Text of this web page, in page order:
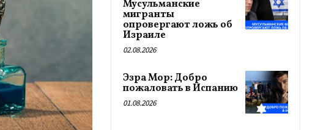
Мусульманские
мигранты
опровергают ложь об
Израиле
02.08.2026
Эзра Мор: Добро
пожаловать в Испанию
01.08.2026